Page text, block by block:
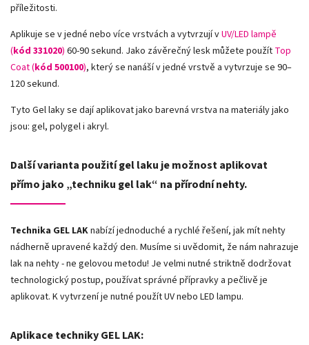
příležitosti.
Aplikuje se v jedné nebo více vrstvách a vytvrzují vUV/LED lampě
(kód 331020) 60-90 sekund. Jako závěrečný lesk můžete použít Top
Coat (kód 500100), který se nanáší v jedné vrstvě a vytvrzuje se 90–
120 sekund.
Tyto Gel laky se dají aplikovat jako barevná vrstva na materiály jako
jsou: gel, polygel i akryl.
Další varianta použití gel laku je možnost aplikovat
přímo jako „techniku gel lak“ na přírodní nehty.
Technika GEL LAKnabízí jednoduché a rychlé řešení, jak mít nehty
nádherně upravené každý den. Musíme si uvědomit, že nám nahrazuje
lak na nehty - ne gelovou metodu! Je velmi nutné striktně dodržovat
technologický postup, používat správné přípravky a pečlivě je
aplikovat. K vytvrzení je nutné použít UV nebo LED lampu.
Aplikace techniky GEL LAK: